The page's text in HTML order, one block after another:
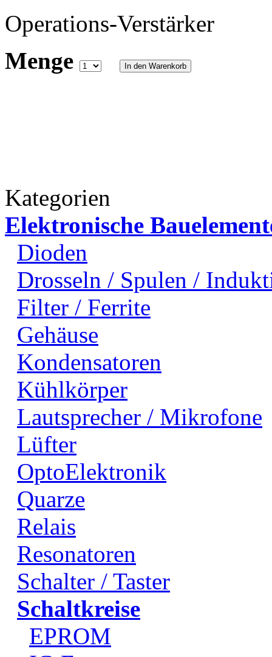
Operations-Verstärker
Menge
In den Warenkorb
Kategorien
Elektronische
Dioden
Drosseln / Spulen /
Filter / Ferrite
Gehäuse
Kondensatoren
Kühlkörper
Lautsprecher / Mikrofone
Lüfter
OptoElektronik
Quarze
Relais
Resonatoren
Schalter / Taster
Schaltkreise
EPROM